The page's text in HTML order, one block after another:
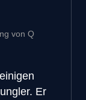
von Q
Er